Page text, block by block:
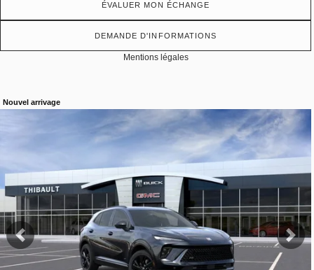
ÉVALUER MON ÉCHANGE
DEMANDE D'INFORMATIONS
Mentions légales
Nouvel arrivage
VOIR PLUS
Précédent